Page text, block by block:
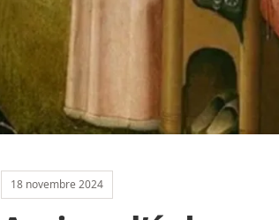
18 novembre 2024